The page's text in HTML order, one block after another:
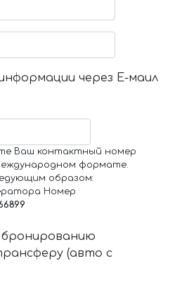
через Е-маил
Ваш контактный номер
формате.
образом:
Номер
(авто с